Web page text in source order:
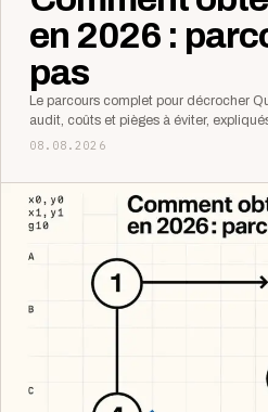
en 2026 :
pas
Le parcours complet pour décrocher
audit, coûts et pièges à éviter,
08.08.2026